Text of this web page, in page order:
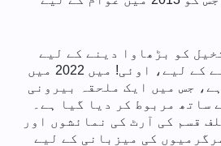
کو بڑھاوا دینے کے لیے
مزید جگہ فراہم کرنے کے لیے، اوئی! میں 2022 میں
جس میں ایک ملحقہ بیرونی
ساتھ مربوط کر دیا گیا ہے۔
قسم کی آرٹ کی نمائشوں اور
کی میزبانی کے لیے